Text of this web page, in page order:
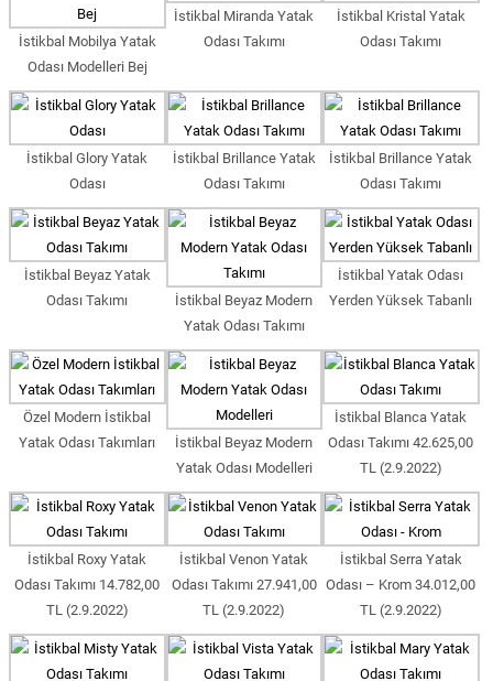
İstikbal Mobilya Yatak
Odası Modelleri Bej
İstikbal Miranda Yatak
Odası Takımı
İstikbal Kristal Yatak
Odası Takımı
İstikbal Glory Yatak
Odası
İstikbal Brillance Yatak
Odası Takımı
İstikbal Brillance Yatak
Odası Takımı
İstikbal Beyaz Yatak
Odası Takımı
İstikbal Beyaz Modern
Yatak Odası Takımı
İstikbal Yatak Odası
Yerden Yüksek Tabanlı
Özel Modern İstikbal
Yatak Odası Takımları
İstikbal Beyaz Modern
Yatak Odası Modelleri
İstikbal Blanca Yatak
Odası Takımı 42.625,00
TL (2.9.2022)
İstikbal Roxy Yatak
Odası Takımı 14.782,00
TL (2.9.2022)
İstikbal Venon Yatak
Odası Takımı 27.941,00
TL (2.9.2022)
İstikbal Serra Yatak
Odası – Krom 34.012,00
TL (2.9.2022)